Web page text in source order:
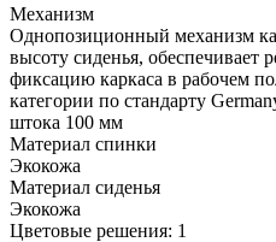
Механизм
Однопозиционный механизм
высоту сиденья, обеспечивает
фиксацию каркаса в рабочем
категории по стандарту
штока 100 мм
Материал спинки
Экокожа
Материал сиденья
Экокожа
Цветовые решения: 1